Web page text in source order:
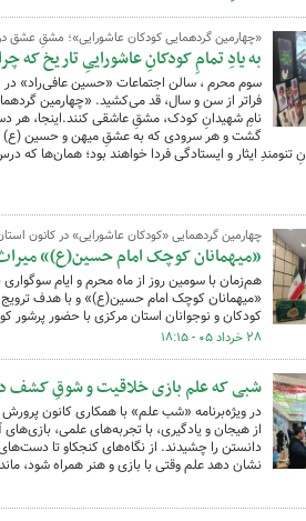
«چهارمین گردهمایی کودکان عاشورایی»؛ مشقِ عشق
به یادِ تمامِ کودکانِ عاشوراییِ تاریخ که
سوم محرم ، سالن اجتماعات «حسین عافی‌راد»
فراتر از سن و سال، قد می‌کشید. «چهارمین
نامِ شهیدانِ کودک، مشقِ عاشقی کنند.اینجا،
گشت و هر سرودی که به عشقِ میهن و حسین (ع)
تنومندِ ایثار و ایستادگی فردا خواهند بود؛ همان‌ها
چهارمین گردهمایی «کودکان عاشورایی» در کانون
«میهمانان کوچک امام حسین(ع)»
هم‌زمان با سومین روز از ماه محرم و ایام
«میهمانان کوچک امام حسین(ع)» و با هدف ترویج
کودکان و نوجوانان استان مرکزی با حضور پرشور
۲۸ خرداد ۰۵ - ۱۸:۱۵
شبی که علم بازی خلاقیت و شوقِ کشف در
در ویژه‌برنامه «شب علم» با همکاری کانون
از هیجان و یادگیری، با تجربه‌های علمی،
دانستن را چشیدند. از نگاه‌های کنجکاو تا
نشان دهد علم وقتی با بازی و هنر همراه شود،